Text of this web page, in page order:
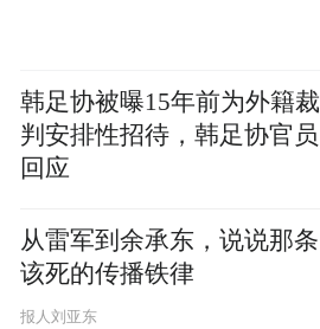
韩足协被曝15年前为外籍裁
判安排性招待，韩足协官员
回应
从雷军到余承东，说说那条
该死的传播铁律
报人刘亚东